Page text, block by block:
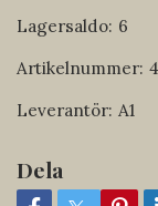
Lagersaldo: 6
Artikelnummer:
Leverantör: A1
Dela